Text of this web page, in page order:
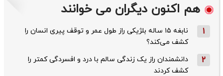
هم اکنون دیگران می خوانند
1
نابغه ۱۵ ساله بلژیکی راز طول عمر و توقف پیری انسان را
کشف می‌کند؟
2
دانشمندان راز یک زندگی سالم با درد و افسردگی کمتر را
کشف کردند